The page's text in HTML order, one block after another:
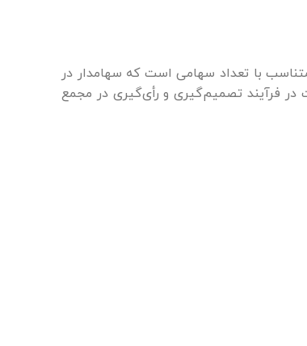
با تعداد سهامی است که سهامدار در
همان نسبت در فرآیند تصمیم‌گیری و رأی‌گیری در مجمع